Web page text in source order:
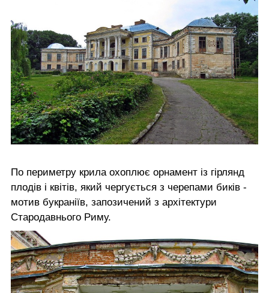
По периметру крила охоплює орнамент із гірлянд
плодів і квітів, який чергується з черепами биків -
мотив букраніїв, запозичений з архітектури
Стародавнього Риму.